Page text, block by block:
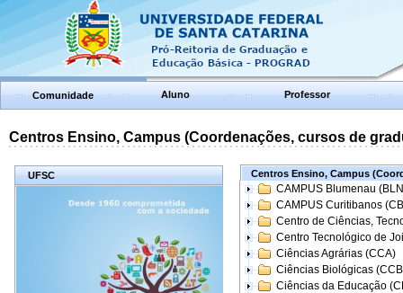
Comunidade Aluno Professor
Centros Ensino, Campus (Coordenações, cursos de
UFSC Centros Ensino, Campus
CAMPUS Blumenau
CAMPUS Curitibanos
Centro de Ciências,
Centro Tecnológico de
Ciências Agrárias (CCA)
Ciências Biológicas
Ciências da Educação